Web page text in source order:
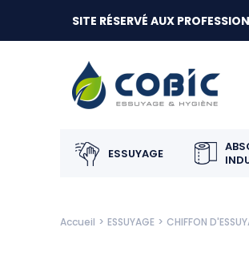
SITE RÉSERVÉ AUX
ESSUYAGE
Accueil ESSUYAGE CHIFFON